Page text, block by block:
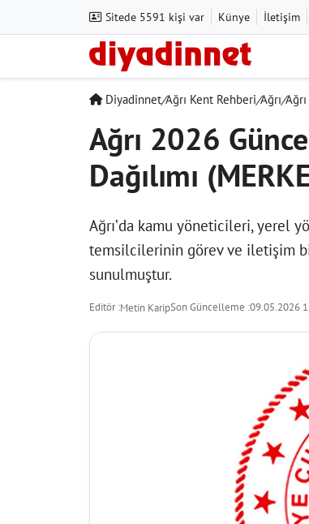
Sitede 5591 kişi var Künye İletişim
Diyadinnet/Ağrı Kent Rehberi/Ağrı/
Ağrı 2026
Dağılımı
Ağrı’da kamu yöneticileri, yerel
temsilcilerinin görev ve iletişim
sunulmuştur.
Editör :Metin KaripSon Güncelleme :09.05.2026